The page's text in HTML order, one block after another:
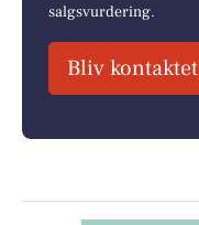
salgsvurdering.
Bliv kontaktet